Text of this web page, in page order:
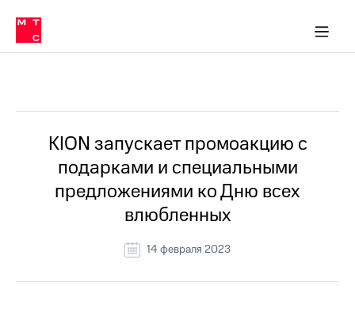
Медиа-центр
и акционерам
Устойчивое развитие
Комплаенс и деловая этика
компании
Карьера
История
компании
Руководство
информация
в МТС
Пресс-
релизы
МТС
о технологиях
KION запускает промоакцию с
подарками и специальными
предложениями ко Дню всех
влюбленных
14 февраля 2023